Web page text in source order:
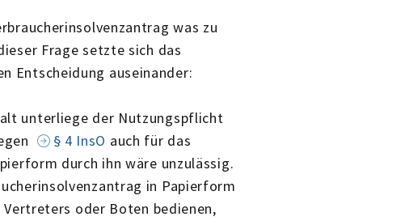
was zu
Frage setzte sich das
Entscheidung auseinander:
unterliege der Nutzungspflicht
§ 4 InsO auch für das
durch ihn wäre unzulässig.
in Papierform
Vertreters oder Boten bedienen,